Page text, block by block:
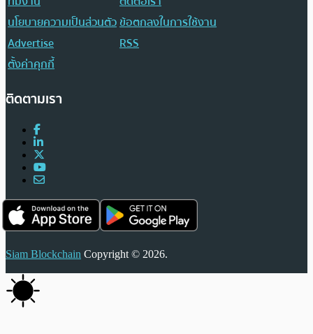
นโยบายความเป็นส่วนตัวข้อตกลงในการใช้งาน
Advertise
RSS
ตั้งค่าคุกกี้
ติดตามเรา
Siam Blockchain Copyright © 2026.